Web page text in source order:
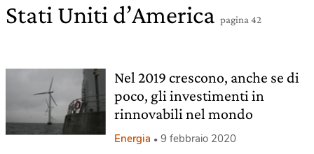
Stati Uniti d’America pagina 42
Nel 2019 crescono, anche se di
poco, gli investimenti in
rinnovabili nel mondo
Energia 9 febbraio 2020